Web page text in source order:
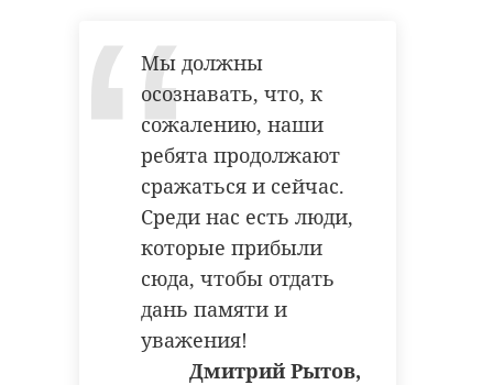
Мы должны
осознавать, что, к
сожалению, наши
ребята продолжают
сражаться и сейчас.
Среди нас есть люди,
которые прибыли
сюда, чтобы отдать
дань памяти и
уважения!
Дмитрий Рытов,